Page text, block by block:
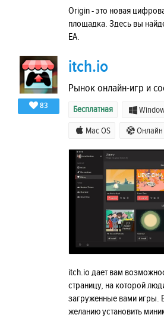
Origin - это новая
площадка. Здесь вы
EA.
83
itch.io
Рынок онлайн-игр и
Бесплатная
Mac OS Онлайн
itch.io дает вам
страницу, на которой
загруженные вами игры.
желанию установить